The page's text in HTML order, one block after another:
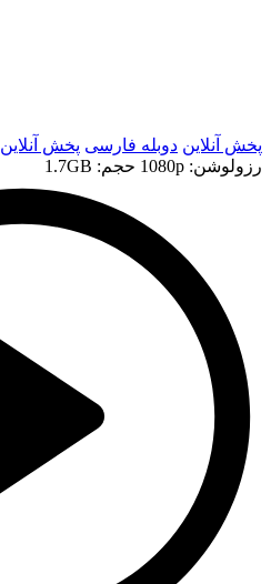
پخش آنلاین دوبله فارسی پخش آنلاین
رزولوشن: 1080p
حجم: 1.7GB